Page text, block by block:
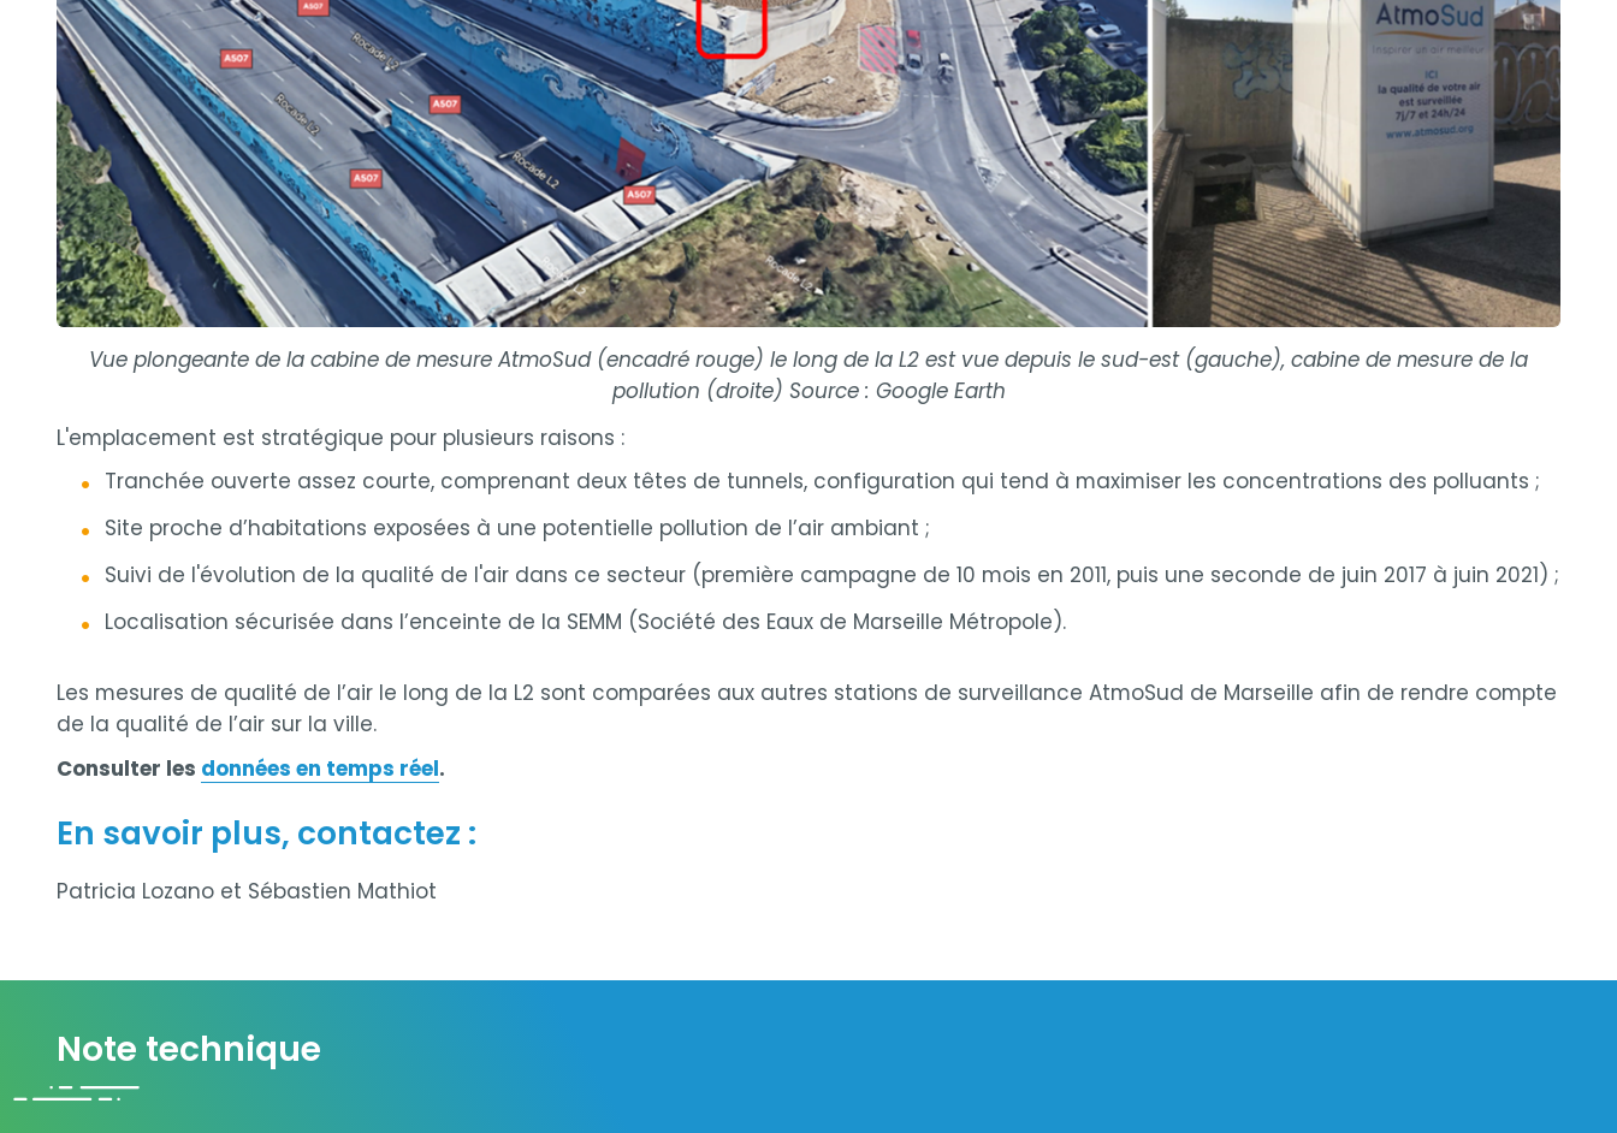
Vue plongeante de la cabine de mesure AtmoSud (encadré rouge) le long de la L2 est vue depuis le sud-est (gauche), cabine de mesure de la
pollution (droite) Source : Google Earth
L'emplacement est stratégique pour plusieurs raisons :
Tranchée ouverte assez courte, comprenant deux têtes de tunnels, configuration qui tend à maximiser les concentrations des polluants ;
Site proche d’habitations exposées à une potentielle pollution de l’air ambiant ;
Suivi de l'évolution de la qualité de l'air dans ce secteur (première campagne de 10 mois en 2011, puis une seconde de juin 2017 à juin 2021) ;
Localisation sécurisée dans l’enceinte de la SEMM (Société des Eaux de Marseille Métropole).
Les mesures de qualité de l’air le long de la L2 sont comparées aux autres stations de surveillance AtmoSud de Marseille afin de rendre compte
de la qualité de l’air sur la ville.
Consulter les données en temps réel.
En savoir plus, contactez :
Patricia Lozano et Sébastien Mathiot
Note technique